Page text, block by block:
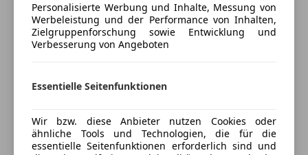
Fernlichtassistent
Geschwindigkeits-begrenzungsanlage
LED-Scheinwerfer
Notrufsystem
Spurhalteassistent
Tagfahrlicht
Linkslenkung
Multifunktions-Sportlenkrad in Leder
Digitales Extra: MBUX Navigation Plus
Standard Ausstattung
Längsparkfunktion
Spiegel-Paket
Mehr anzeigen
Versicherung
Kfz-Versicherung
Versicherungsschutz an Ihre Bedürfnisse
anpassen
Personalisierte Werbung und Inhalte, Messung von
Werbeleistung und der Performance von Inhalten,
Zielgruppenforschung sowie Entwicklung und
Verbesserung von Angeboten
Essentielle Seitenfunktionen
Wir bzw. diese Anbieter nutzen Cookies oder
ähnliche Tools und Technologien, die für die
essentielle Seitenfunktionen erforderlich sind und